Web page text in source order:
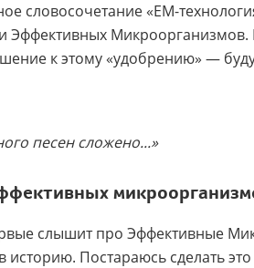
словосочетание «ЕМ-
Эффективных
к этому «удобрению» — буду
песен сложено...»
слышит про Эффективные
историю. Постараюсь сделать